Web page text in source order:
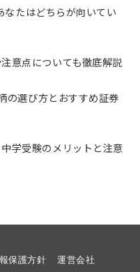
たはどちらが向いてい
意点についても徹底解説
の選び方とおすすめ証券
学受験のメリットと注意
保護方針 運営会社